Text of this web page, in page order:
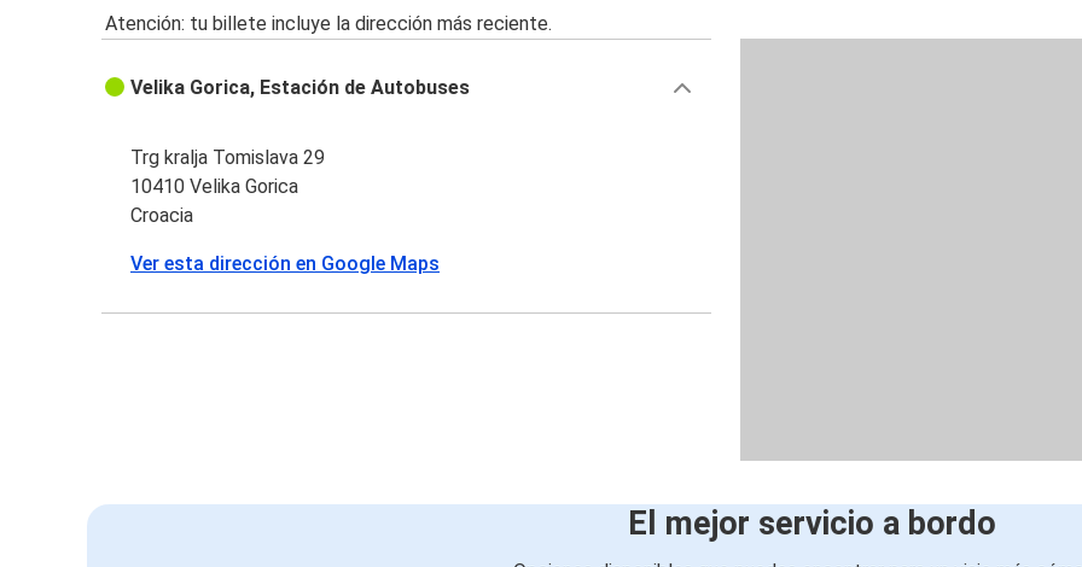
Atención: tu billete incluye la dirección más reciente.
Velika Gorica, Estación de Autobuses
Trg kralja Tomislava 29
10410 Velika Gorica
Croacia
Ver esta dirección en Google Maps
El mejor servicio a bordo